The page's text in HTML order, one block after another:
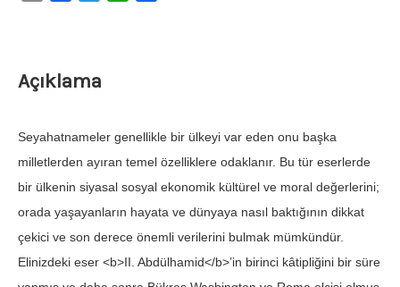
Açıklama
Seyahatnameler genellikle bir ülkeyi var eden onu başka
milletlerden ayıran temel özelliklere odaklanır. Bu tür eserlerde
bir ülkenin siyasal sosyal ekonomik kültürel ve moral değerlerini;
orada yaşayanların hayata ve dünyaya nasıl baktığının dikkat
çekici ve son derece önemli verilerini bulmak mümkündür.
Elinizdeki eser <b>II. Abdülhamid</b>’in birinci kâtipliğini bir süre